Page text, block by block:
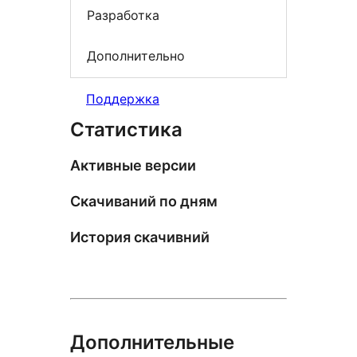
Разработка
Дополнительно
Поддержка
Статистика
Активные версии
Скачиваний по дням
История скачивний
Дополнительные